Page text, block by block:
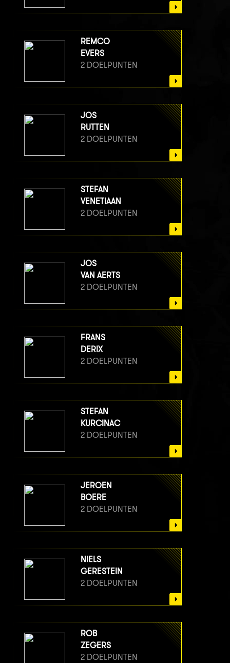
REMCO
EVERS
2 DOELPUNTEN
JOS
RUTTEN
2 DOELPUNTEN
STEFAN
VENETIAAN
2 DOELPUNTEN
JOS
VAN AERTS
2 DOELPUNTEN
FRANS
DERIX
2 DOELPUNTEN
STEFAN
KURCINAC
2 DOELPUNTEN
JEROEN
BOERE
2 DOELPUNTEN
NIELS
GERESTEIN
2 DOELPUNTEN
ROB
ZEGERS
2 DOELPUNTEN